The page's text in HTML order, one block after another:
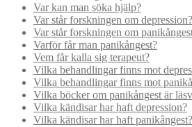
Var kan man söka hjälp?
Var står forskningen om depression?
Var står forskningen om
Varför får man panikångest?
Vem får kalla sig terapeut?
Vilka behandlingar finns mot
Vilka behandlingar finns mot
Vilka böcker om panikångest är
Vilka kändisar har haft depression?
Vilka kändisar har haft panikångest?